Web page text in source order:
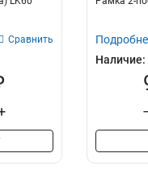
Сравнить
Наличие: